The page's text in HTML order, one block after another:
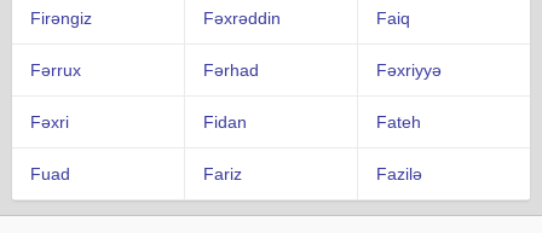
Firəngiz Fəxrəddin Faiq
Fərrux Fərhad Fəxriyyə
Fəxri Fidan Fateh
Fuad Fariz Fazilə